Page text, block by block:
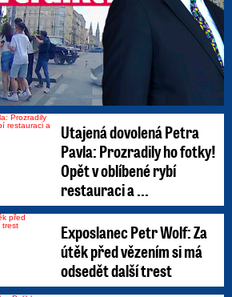
Utajená dovolená Petra
Pavla: Prozradily ho fotky!
Opět v oblíbené rybí
restauraci a ...
Exposlanec Petr Wolf: Za
útěk před vězením si má
odsedět další trest